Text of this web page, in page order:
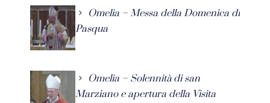
Omelia – Messa della Domenica di
Pasqua
Omelia – Solennità di san
Marziano e apertura della Visita